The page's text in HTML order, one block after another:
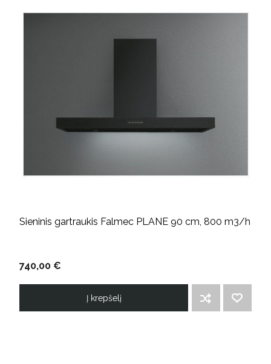
Sieninis gartraukis Falmec PLANE 90 cm, 800 m3/h
740,00 €
Į krepšelį